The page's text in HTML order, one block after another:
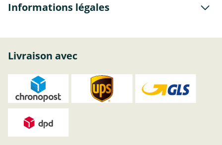
Informations légales
Livraison avec